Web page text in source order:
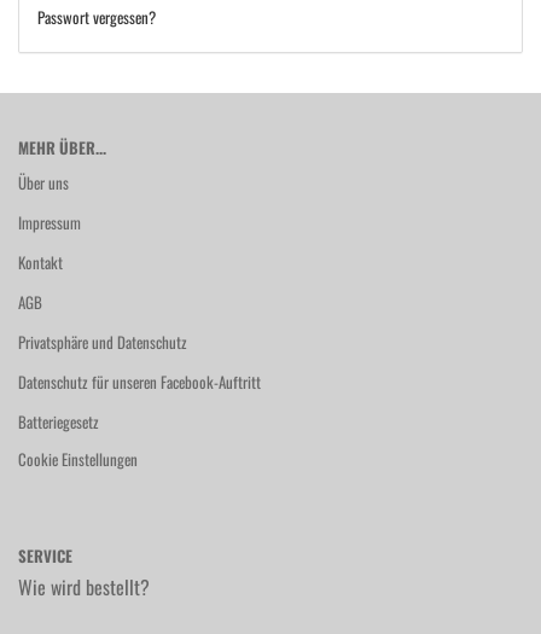
Passwort vergessen?
MEHR ÜBER...
Über uns
Impressum
Kontakt
AGB
Privatsphäre und Datenschutz
Datenschutz für unseren Facebook-Auftritt
Batteriegesetz
Cookie Einstellungen
SERVICE
Wie wird bestellt?